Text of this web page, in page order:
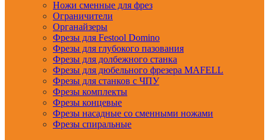
Ножи сменные для фрез
Ограничители
Органайзеры
Фрезы для Festool Domino
Фрезы для глубокого пазования
Фрезы для долбежного станка
Фрезы для дюбельного фрезера MAFELL
Фрезы для станков с ЧПУ
Фрезы комплекты
Фрезы концевые
Фрезы насадные со сменными ножами
Фрезы спиральные